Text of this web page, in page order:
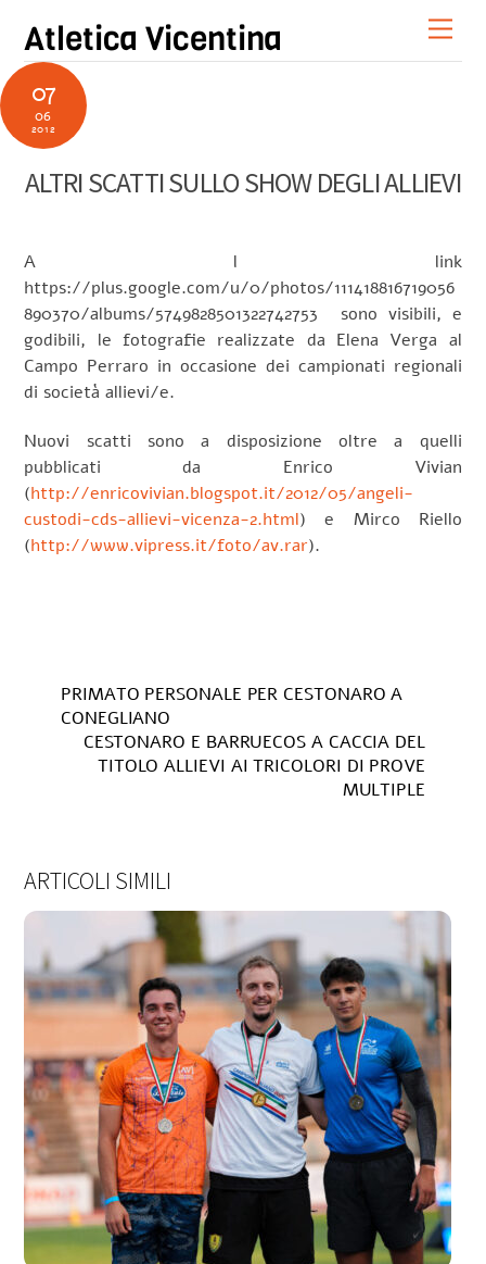
content
Atletica Vicentina
07
06
2012
ALTRI SCATTI SULLO SHOW DEGLI ALLIEVI
A l link
https://plus.google.com/u/0/photos/111418816719056
890370/albums/5749828501322742753
sono visibili, e
godibili, le fotografie realizzate da Elena Verga al
Campo Perraro in occasione dei campionati regionali
di società allievi/e.
Nuovi scatti sono a disposizione oltre a quelli
pubblicati da Enrico Vivian
(http://enricovivian.blogspot.it/2012/05/angeli-
custodi-cds-allievi-vicenza-2.html) e Mirco Riello
(http://www.vipress.it/foto/av.rar).
PRIMATO PERSONALE PER CESTONARO A
CONEGLIANO
CESTONARO E BARRUECOS A CACCIA DEL
TITOLO ALLIEVI AI TRICOLORI DI PROVE
MULTIPLE
ARTICOLI SIMILI